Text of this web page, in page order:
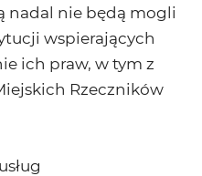
nadal nie będą mogli
wspierających
ich praw, w tym z
Rzeczników